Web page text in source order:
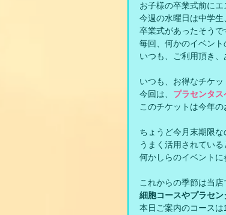
お子様の卒業式前にエ
今週の水曜日は中学
卒業式があったそうで
毎回、何かのイベント
いつも、ご利用頂き、
いつも、お得なチケッ
今回は、 プラセンタス
このチケットは今年の
ちょうど今月末期限な
うまく活用されている
何かしらのイベント
これからの季節は当店
細胞コースやプラセン
本日ご案内のコースは